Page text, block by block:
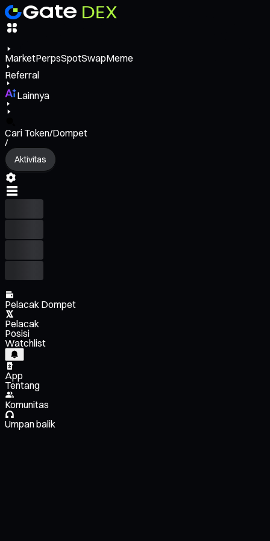
MarketPerpsSpotSwapMeme
Referral
Lainnya
Cari Token/Dompet
/
Aktivitas
Pelacak Dompet
Pelacak
Posisi
Watchlist
App
Tentang
Komunitas
Umpan balik